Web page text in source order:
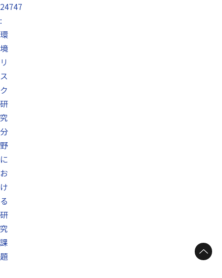
24747
:
環
境
リ
ス
ク
研
究
分
野
に
お
け
る
研
究
課
題